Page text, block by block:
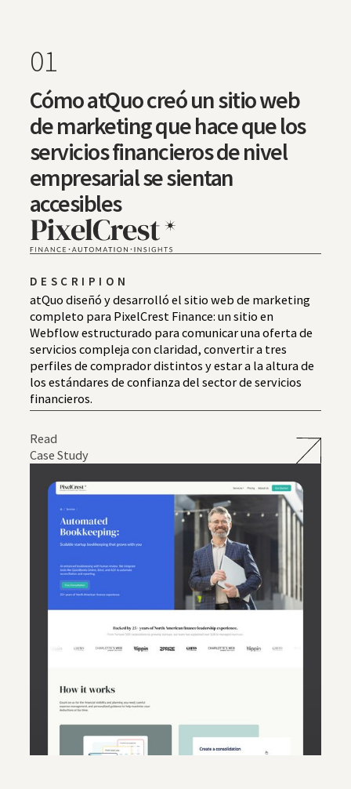
01
Cómo atQuo creó un sitio web
de marketing que hace que los
servicios financieros de nivel
empresarial se sientan
accesibles
DESCRIPION
atQuo diseñó y desarrolló el sitio web de marketing
completo para PixelCrest Finance: un sitio en
Webflow estructurado para comunicar una oferta de
servicios compleja con claridad, convertir a tres
perfiles de comprador distintos y estar a la altura de
los estándares de confianza del sector de servicios
financieros.
Read
Case Study